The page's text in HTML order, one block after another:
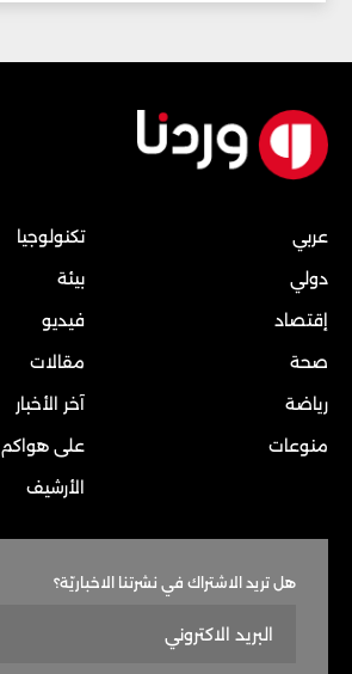
عربي
دولي
إقتصاد
صحة
رياضة
منوعات
تكنولوجيا
بيئة
فيديو
مقالات
آخر الأخبار
على هواكم
الأرشيف
هل تريد الاشتراك في نشرتنا الاخباريّة؟